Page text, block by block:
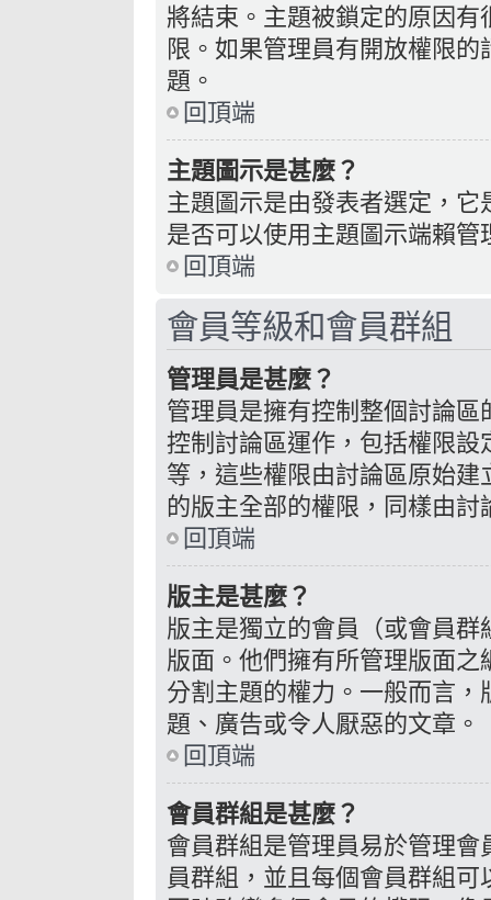
將結束。主題被鎖定的原因
限。如果管理員有開放權限
題。
回頂端
主題圖示是甚麼？
主題圖示是由發表者選定，
是否可以使用主題圖示端賴管
回頂端
會員等級和會員群組
管理員是甚麼？
管理員是擁有控制整個討論
控制討論區運作，包括權限
等，這些權限由討論區原始
的版主全部的權限，同樣由
回頂端
版主是甚麼？
版主是獨立的會員（或會員
版面。他們擁有所管理版面
分割主題的權力。一般而言
題、廣告或令人厭惡的文章。
回頂端
會員群組是甚麼？
會員群組是管理員易於管理
員群組，並且每個會員群組